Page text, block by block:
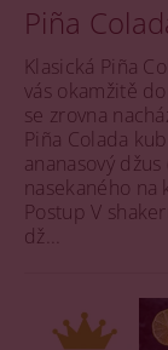
Piña
Klasická Piña
vás okamžitě
se zrovna
Piña Colada
ananasový
nasekaného
Postup V
dž...